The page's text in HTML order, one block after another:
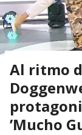
Al ritmo
’Mucho